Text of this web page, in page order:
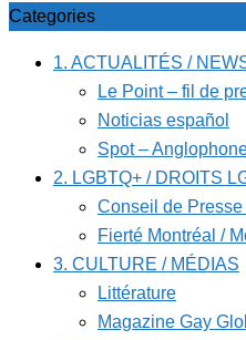
Categories
1. ACTUALITÉS /
Le Point – fil de
Noticias español
Spot –
2. LGBTQ+ / DROITS
Conseil de
Fierté Montréal /
3. CULTURE / MÉDIAS
Littérature
Magazine Gay